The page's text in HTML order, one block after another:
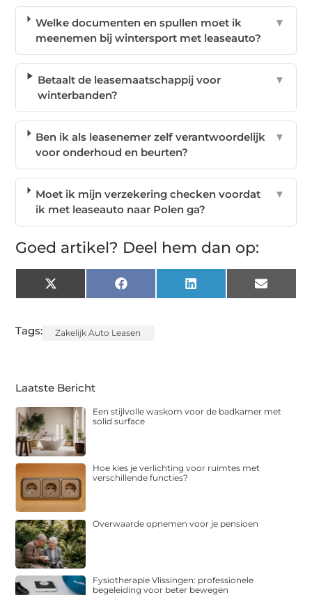
Welke documenten en spullen moet ik
meenemen bij wintersport met leaseauto?
▼
Betaalt de leasemaatschappij voor
winterbanden?
▼
Ben ik als leasenemer zelf verantwoordelijk
voor onderhoud en beurten?
▼
Moet ik mijn verzekering checken voordat
ik met leaseauto naar Polen ga?
▼
Goed artikel? Deel hem dan op:
X
(Twitter)
Facebook LinkedIn Email
Tags: Zakelijk Auto Leasen
Laatste Bericht
Een stijlvolle waskom voor de badkamer met
solid surface
Hoe kies je verlichting voor ruimtes met
verschillende functies?
Overwaarde opnemen voor je pensioen
Fysiotherapie Vlissingen: professionele
begeleiding voor beter bewegen